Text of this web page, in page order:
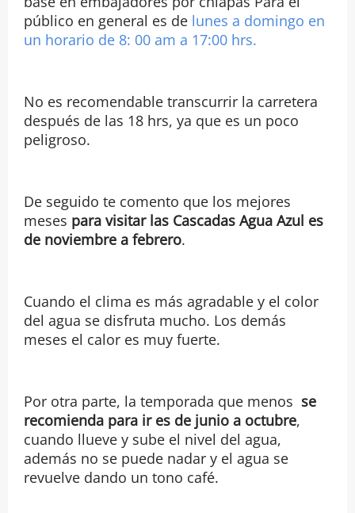
público en general es de lunes a domingo en
un horario de 8: 00 am a 17:00 hrs.
No es recomendable transcurrir la carretera
después de las 18 hrs, ya que es un poco
peligroso.
De seguido te comento que los mejores
meses para visitar las Cascadas Agua Azul es
de noviembre a febrero.
Cuando el clima es más agradable y el color
del agua se disfruta mucho. Los demás
meses el calor es muy fuerte.
Por otra parte, la temporada que menos se
recomienda para ir es de junio a octubre,
cuando llueve y sube el nivel del agua,
además no se puede nadar y el agua se
revuelve dando un tono café.